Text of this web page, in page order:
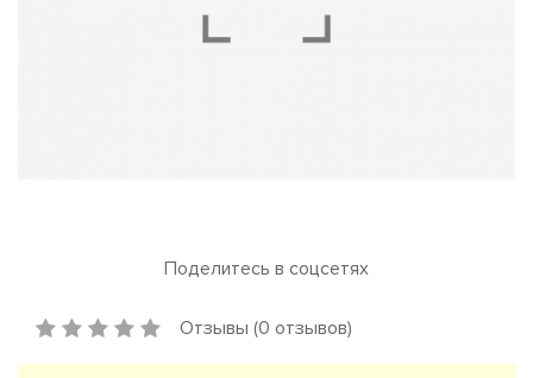
Поделитесь в соцсетях
Отзывы (0 отзывов)